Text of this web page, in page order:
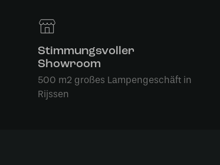
Stimmungsvoller
Showroom
500 m2 großes Lampengeschäft in
Rijssen